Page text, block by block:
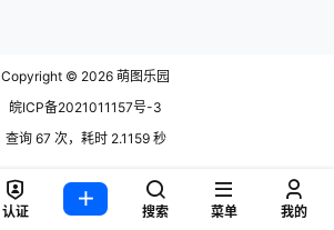
Copyright © 2026 萌图乐园
皖ICP备2021011157号-3
查询 67 次，耗时 2.1159 秒
认证 搜索 菜单 我的